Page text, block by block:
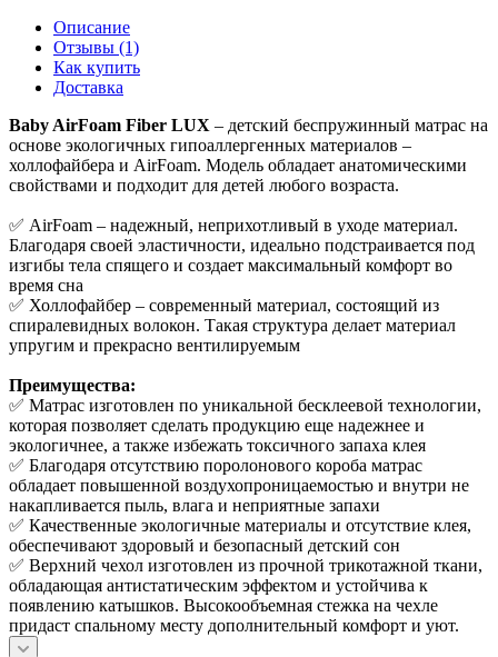
Описание
Отзывы (1)
Как купить
Доставка
Baby AirFoam Fiber LUX – детский беспружинный матрас на
основе экологичных гипоаллергенных материалов –
холлофайбера и AirFoam. Модель обладает анатомическими
свойствами и подходит для детей любого возраста.
✅ AirFoam – надежный, неприхотливый в уходе материал.
Благодаря своей эластичности, идеально подстраивается под
изгибы тела спящего и создает максимальный комфорт во
время сна
✅ Холлофайбер – современный материал, состоящий из
спиралевидных волокон. Такая структура делает материал
упругим и прекрасно вентилируемым
Преимущества:
✅ Матрас изготовлен по уникальной бесклеевой технологии,
которая позволяет сделать продукцию еще надежнее и
экологичнее, а также избежать токсичного запаха клея
✅ Благодаря отсутствию поролонового короба матрас
обладает повышенной воздухопроницаемостью и внутри не
накапливается пыль, влага и неприятные запахи
✅ Качественные экологичные материалы и отсутствие клея,
обеспечивают здоровый и безопасный детский сон
✅ Верхний чехол изготовлен из прочной трикотажной ткани,
обладающая антистатическим эффектом и устойчива к
появлению катышков. Высокообъемная стежка на чехле
придаст спальному месту дополнительный комфорт и уют.